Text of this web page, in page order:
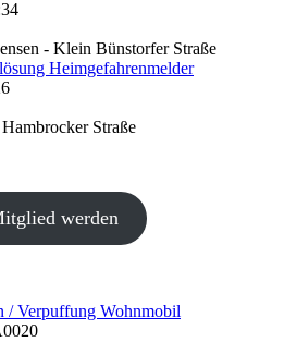
- Klein Bünstorfer Straße
Heimgefahrenmelder
Straße
werden
/ Verpuffung Wohnmobil